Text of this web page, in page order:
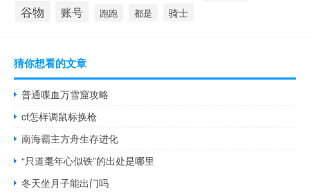
谷物 账号 跑跑 都是 骑士
猜你想看的文章
普通喋血万雪窟攻略
cf怎样调鼠标换枪
南海霸主方舟生存进化
“只道耄年心似铁”的出处是哪里
冬天坐月子能出门吗